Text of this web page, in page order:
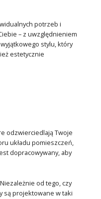
potrzeb i
– z uwzględnieniem
stylu, który
estetycznie
odzwierciedlają Twoje
układu pomieszczeń,
dopracowywany, aby
od tego, czy
są projektowane w taki